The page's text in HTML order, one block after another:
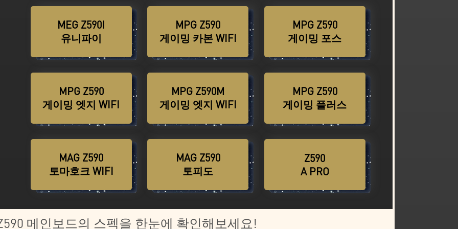
MEG Z590I
유니파이
바로 구매하기
MPG Z590
게이밍 카본 WIFI
바로 구매하기
MPG Z590
게이밍 포스
바로 구매하기
MPG Z590
게이밍 엣지 WIFI
바로 구매하기
MPG Z590M
게이밍 엣지 WIFI
바로 구매하기
MPG Z590
게이밍 플러스
바로 구매하기
MAG Z590
토마호크 WIFI
바로 구매하기
MAG Z590
토피도
바로 구매하기
Z590
A PRO
바로 구매하기
메인보드의 스펙을 한눈에 확인해보세요!
MAG 코어리퀴드
280R
바로 구매하기
MAG 코어리퀴드
240R
바로 구매하기